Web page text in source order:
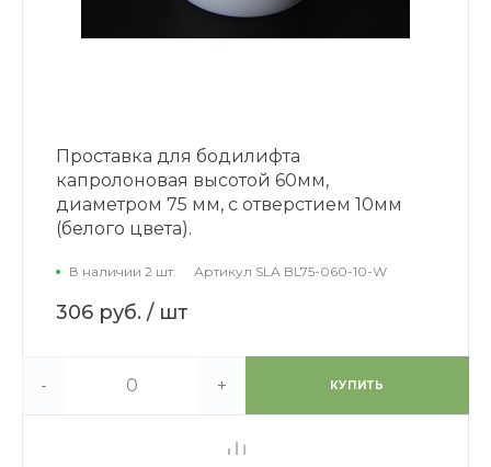
Проставка для бодилифта
капролоновая высотой 60мм,
диаметром 75 мм, с отверстием 10мм
(белого цвета).
В наличии 2 шт. Артикул SLA BL75-060-10-W
306 руб. / шт
- + КУПИТЬ